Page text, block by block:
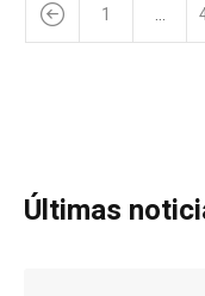
1 …
Últimas